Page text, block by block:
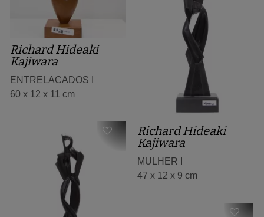
Richard Hideaki
Kajiwara
ENTRELACADOS I
60 x 12 x 11 cm
Richard Hideaki
Kajiwara
MULHER I
47 x 12 x 9 cm